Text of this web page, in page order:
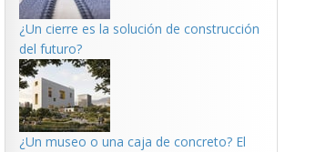
¿Un cierre es la solución de construcción
del futuro?
¿Un museo o una caja de concreto? El